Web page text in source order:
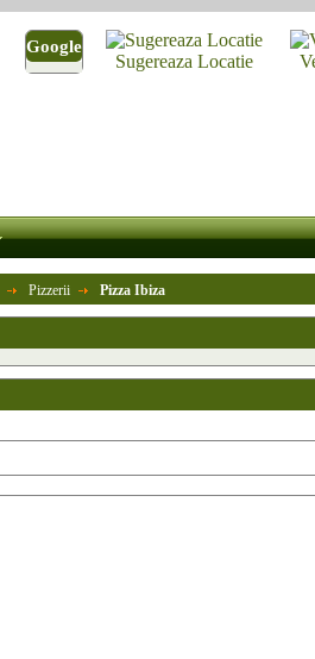
Google
Sugereaza Locatie
Pizzerii Pizza Ibiza